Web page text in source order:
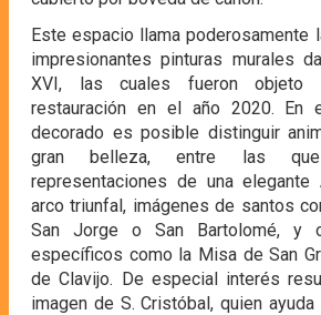
Este espacio llama poderosamente
impresionantes pinturas murales
XVI, las cuales fueron objeto
restauración en el año 2020. En
decorado es posible distinguir
gran belleza, entre las
representaciones de una elegante
arco triunfal, imágenes de santos
San Jorge o San Bartolomé, y
específicos como la Misa de San
de Clavijo. De especial interés
imagen de S. Cristóbal, quien